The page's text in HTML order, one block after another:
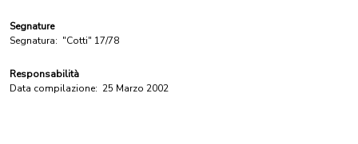
Segnature
Segnatura: "Cotti" 17/78
Responsabilità
Data compilazione: 25 Marzo 2002